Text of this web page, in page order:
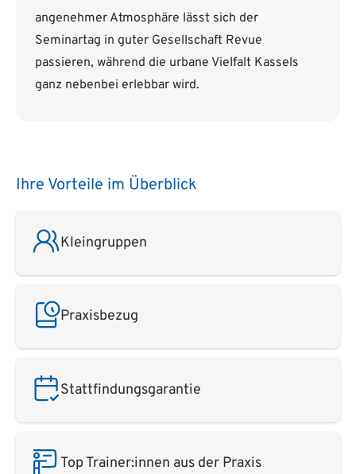
angenehmer Atmosphäre lässt sich der
Seminartag in guter Gesellschaft Revue
passieren, während die urbane Vielfalt Kassels
ganz nebenbei erlebbar wird.
Ihre Vorteile im Überblick
Kleingruppen
Praxisbezug
Stattfindungsgarantie
Top Trainer:innen aus der Praxis